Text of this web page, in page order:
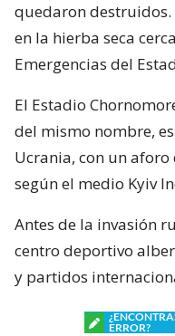
quedaron
en la hierba seca
Emergencias del
El Estadio
del mismo nombre,
Ucrania, con un aforo
según el medio Kyiv
Antes de la invasión
centro deportivo
y partidos
ERROR?